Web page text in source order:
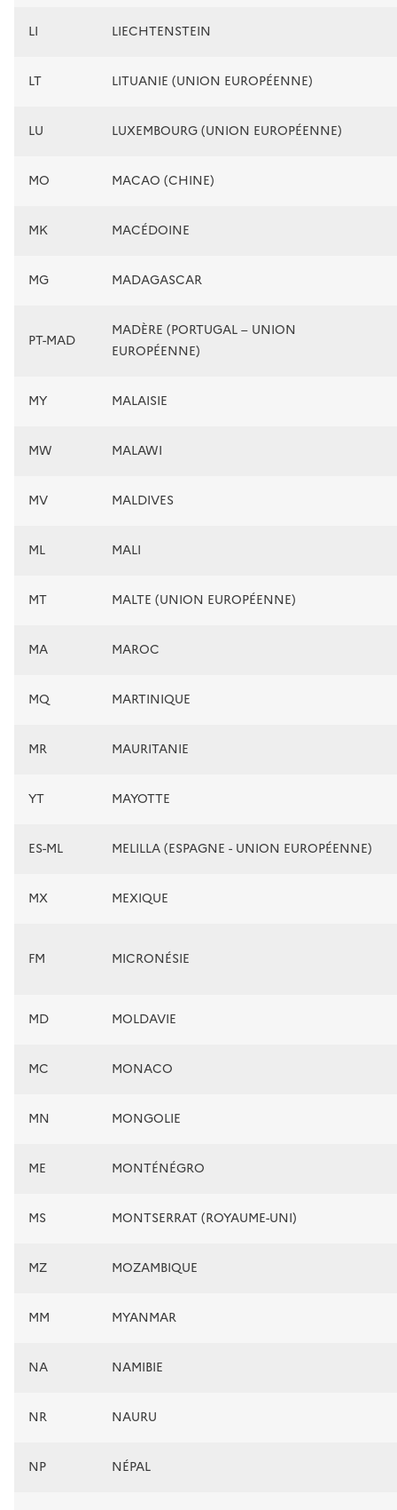
LI LIECHTENSTEIN
LT LITUANIE (UNION EUROPÉENNE)
LU LUXEMBOURG (UNION EUROPÉENNE)
MO MACAO (CHINE)
MK MACÉDOINE
MG MADAGASCAR
PT-MAD
MADÈRE (PORTUGAL – UNION
EUROPÉENNE)
MY MALAISIE
MW MALAWI
MV MALDIVES
ML MALI
MT MALTE (UNION EUROPÉENNE)
MA MAROC
MQ MARTINIQUE
MR MAURITANIE
YT MAYOTTE
ES-ML MELILLA (ESPAGNE - UNION EUROPÉENNE)
MX MEXIQUE
FM MICRONÉSIE
MD MOLDAVIE
MC MONACO
MN MONGOLIE
ME MONTÉNÉGRO
MS MONTSERRAT (ROYAUME-UNI)
MZ MOZAMBIQUE
MM MYANMAR
NA NAMIBIE
NR NAURU
NP NÉPAL